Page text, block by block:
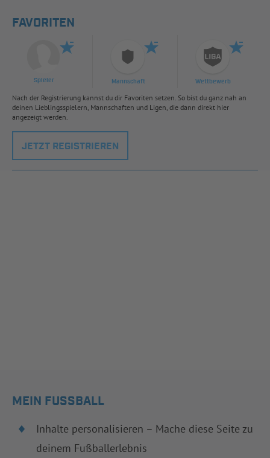
FAVORITEN
Spieler Mannschaft Wettbewerb
Nach der Registrierung kannst du dir Favoriten setzen. So bist du ganz nah an
deinen Lieblingsspielern, Mannschaften und Ligen, die dann direkt hier
angezeigt werden.
JETZT REGISTRIEREN
MEIN FUSSBALL
Inhalte personalisieren – Mache diese Seite zu
deinem Fußballerlebnis